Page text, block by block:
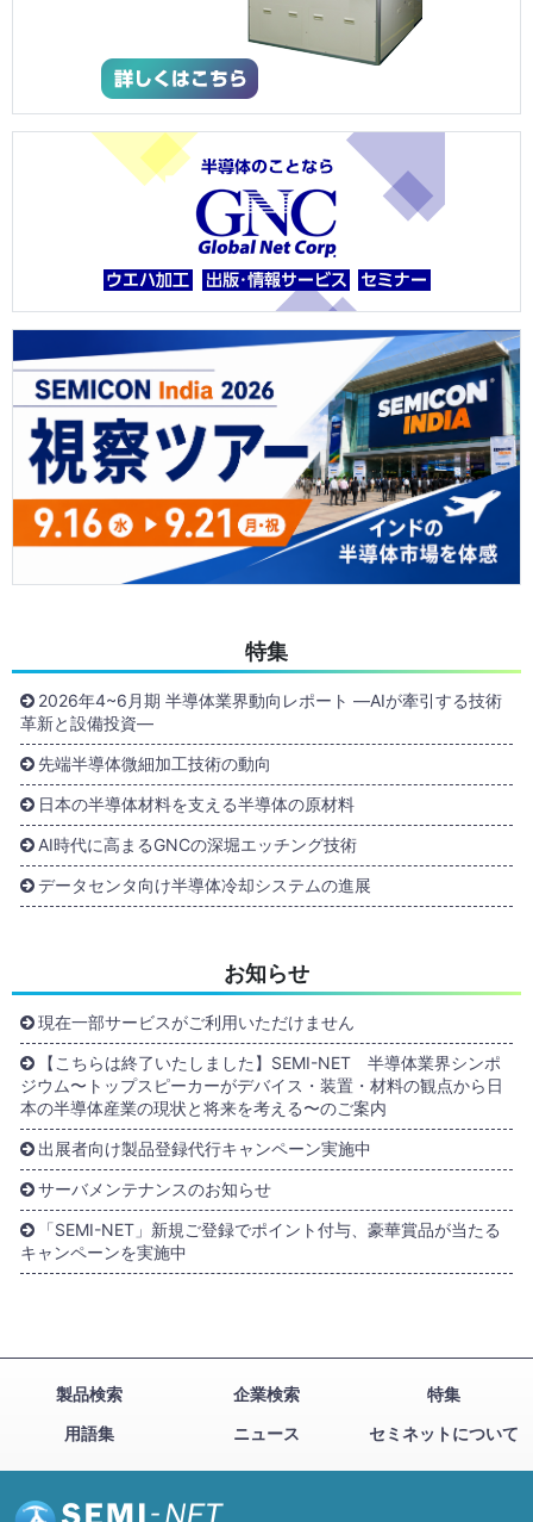
特集
2026年4~6月期 半導体業界動向レポート ―AIが牽引する技術
革新と設備投資―
先端半導体微細加工技術の動向
日本の半導体材料を支える半導体の原材料
AI時代に高まるGNCの深堀エッチング技術
データセンタ向け半導体冷却システムの進展
お知らせ
現在一部サービスがご利用いただけません
【こちらは終了いたしました】SEMI-NET 半導体業界シンポ
ジウム〜トップスピーカーがデバイス・装置・材料の観点から日
本の半導体産業の現状と将来を考える〜のご案内
出展者向け製品登録代行キャンペーン実施中
サーバメンテナンスのお知らせ
「SEMI-NET」新規ご登録でポイント付与、豪華賞品が当たる
キャンペーンを実施中
製品検索 企業検索
特集
用語集
ニュース セミネットについて